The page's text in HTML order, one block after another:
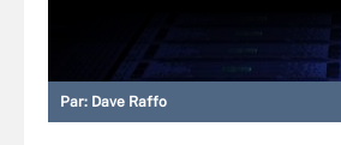
Par: Dave Raffo